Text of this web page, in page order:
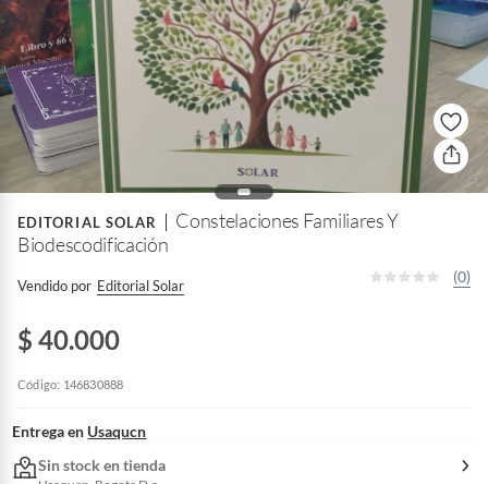
EDITORIAL SOLAR
Constelaciones Familiares Y
Biodescodificación
Vendido por Editorial Solar
(0)
$ 40.000
Código: 146830888
Entrega en Usaqucn
Sin stock en tienda